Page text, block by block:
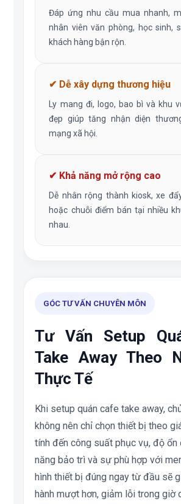
Đáp ứng nhu cầu mua nhanh,
nhân viên văn phòng, học sinh,
khách hàng bận rộn.
✔ Dễ xây dựng thương hiệu
Ly mang đi, logo, bao bì và khu
đẹp giúp tăng nhận diện
mạng xã hội.
✔ Khả năng mở rộng cao
Dễ nhân rộng thành kiosk, xe
hoặc chuỗi điểm bán tại nhiều
nhau.
GÓC TƯ VẤN CHUYÊN MÔN
Tư Vấn Setup
Take Away Theo
Thực Tế
Khi setup quán cafe take away,
không nên chỉ chọn thiết bị theo
tính đến công suất phục vụ, độ ổn
năng bảo trì và sự phù hợp với
hình thiết bị đúng ngay từ đầu sẽ
hành mượt hơn, giảm lỗi trong giờ